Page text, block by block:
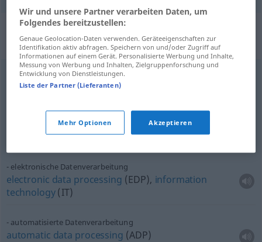
Beispielsätze für
"Datenverarbeitung"
linguistische Datenverarbeitung
digitale Datenverarbeitung
dataprocessing
elektronische Datenverarbeitung
electronic data processing (EDP), information
technology(IT)
automatisierte Datenverarbeitung
automatic data processing (ADP)
Wir und unsere Partner verarbeiten Daten, um
Folgendes bereitzustellen:
Genaue Geolocation-Daten verwenden. Geräteeigenschaften zur
Identifikation aktiv abfragen. Speichern von und/oder Zugriff auf
Informationen auf einem Gerät. Personalisierte Werbung und Inhalte,
Messung von Werbung und Inhalten, Zielgruppenforschung und
Entwicklung von Dienstleistungen.
Liste der Partner (Lieferanten)
Mehr Optionen Akzeptieren